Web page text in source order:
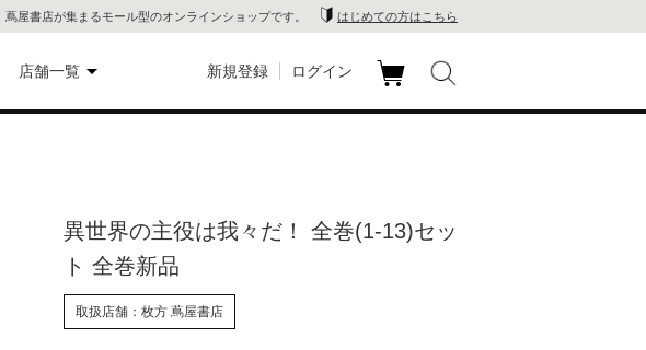
蔦屋書店が集まるモール型のオンラインショップです。 はじめての方はこちら
店舗一覧
代官山 蔦
屋書店
新規登録 ログイン
異世界の主役は我々だ！ 全巻(1-13)セッ
ト 全巻新品
取扱店舗：枚方 蔦屋書店